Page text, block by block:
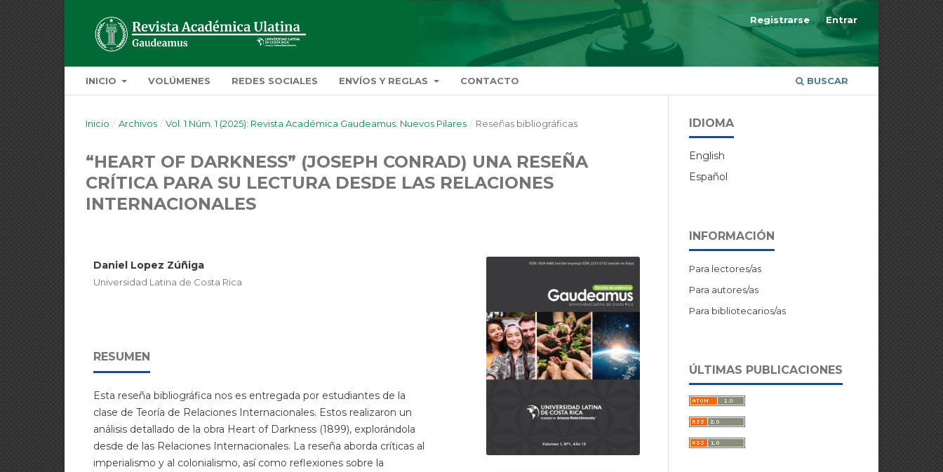
INICIO VOLÚMENES REDES SOCIALES ENVÍOS Y REGLAS CONTACTO BUSCAR
Registrarse Entrar
Inicio / Archivos / Vol. 1 Núm. 1 (2025): Revista Académica Gaudeamus: Nuevos Pilares / Reseñas bibliográficas
“HEART OF DARKNESS” (JOSEPH CONRAD) UNA RESEÑA
CRÍTICA PARA SU LECTURA DESDE LAS RELACIONES
INTERNACIONALES
Daniel Lopez Zúñiga
Universidad Latina de Costa Rica
RESUMEN
Esta reseña bibliográfica nos es entregada por estudiantes de la
clase de Teoría de Relaciones Internacionales. Estos realizaron un
análisis detallado de la obra Heart of Darkness (1899), explorándola
desde de las Relaciones Internacionales. La reseña aborda críticas al
imperialismo y al colonialismo, así como reflexiones sobre la
IDIOMA
English
Español
INFORMACIÓN
Para lectores/as
Para autores/as
Para bibliotecarios/as
ÚLTIMAS PUBLICACIONES